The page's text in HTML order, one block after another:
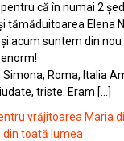
că în numai 2
tămăduitoarea Elena
acum suntem din
Roma, Italia Am
triste. Eram […]
vrăjitoarea Maria
din toată lumea